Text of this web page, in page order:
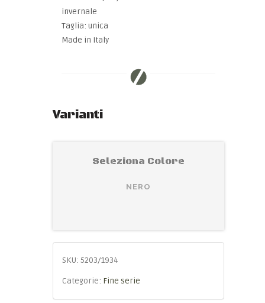
invernale
Taglia: unica
Made in Italy
Varianti
Seleziona Colore
NERO
SKU: 5203/1934
Categorie: Fine serie